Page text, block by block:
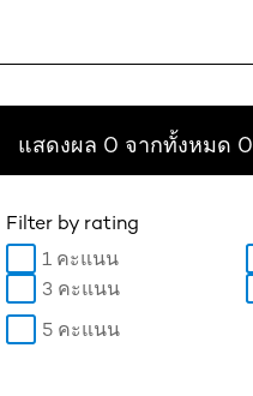
แสดงผล 0 จากทั้งหมด 0
Filter by rating
1 คะแนน
3 คะแนน
5 คะแนน